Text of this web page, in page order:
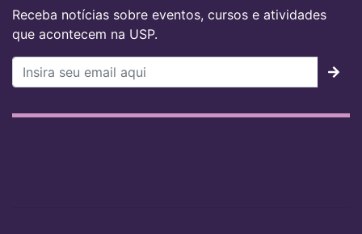
Receba notícias sobre eventos, cursos e atividades
que acontecem na USP.